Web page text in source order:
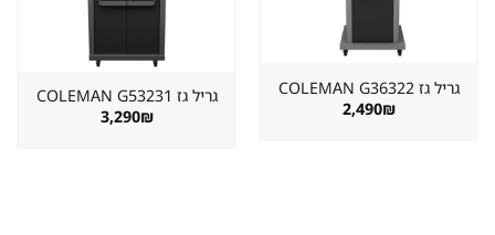
גריל גז ⁦COLEMAN G36322⁩
2,490₪
גריל גז ⁦COLEMAN G53231⁩
3,290₪